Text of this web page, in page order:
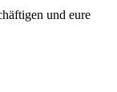
und eure